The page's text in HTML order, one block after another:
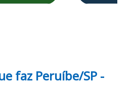
faz Peruíbe/SP -